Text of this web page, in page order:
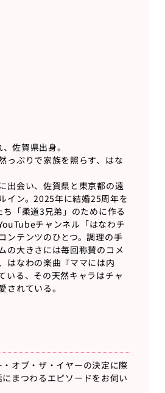
佐賀県出身。
っぷりで家族を照らす、はな
出会い、佐賀県と東京都の遠
イン。2025年に結婚25周年を
「柔道3兄弟」のために作る
チャンネル「はなわチ
ンテンツのひとつ。調理の手
の大きさには毎回称賛のコメ
はなわの楽曲『ママには内
いる、その天然キャラはチャ
されている。
オブ・ザ・イヤーの決定に際
まつわるエピソードをお伺い